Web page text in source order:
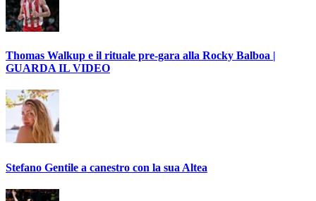
Thomas Walkup e il rituale pre-gara alla Rocky Balboa |
GUARDA IL VIDEO
Stefano Gentile a canestro con la sua Altea